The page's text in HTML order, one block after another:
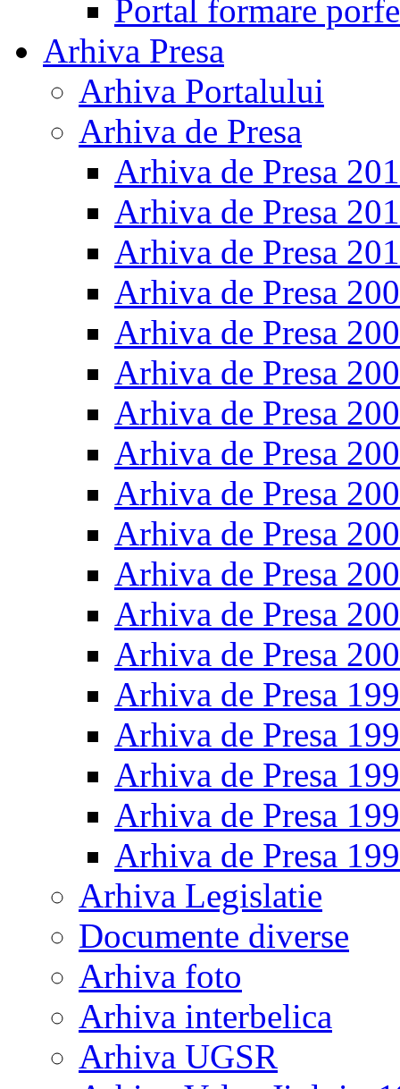
Portal formare
Arhiva Presa
Arhiva Portalului
Arhiva de Presa
Arhiva de Presa
Arhiva de Presa
Arhiva de Presa
Arhiva de Presa
Arhiva de Presa
Arhiva de Presa
Arhiva de Presa
Arhiva de Presa
Arhiva de Presa
Arhiva de Presa
Arhiva de Presa
Arhiva de Presa
Arhiva de Presa
Arhiva de Presa
Arhiva de Presa
Arhiva de Presa
Arhiva de Presa
Arhiva de Presa
Arhiva Legislatie
Documente diverse
Arhiva foto
Arhiva interbelica
Arhiva UGSR